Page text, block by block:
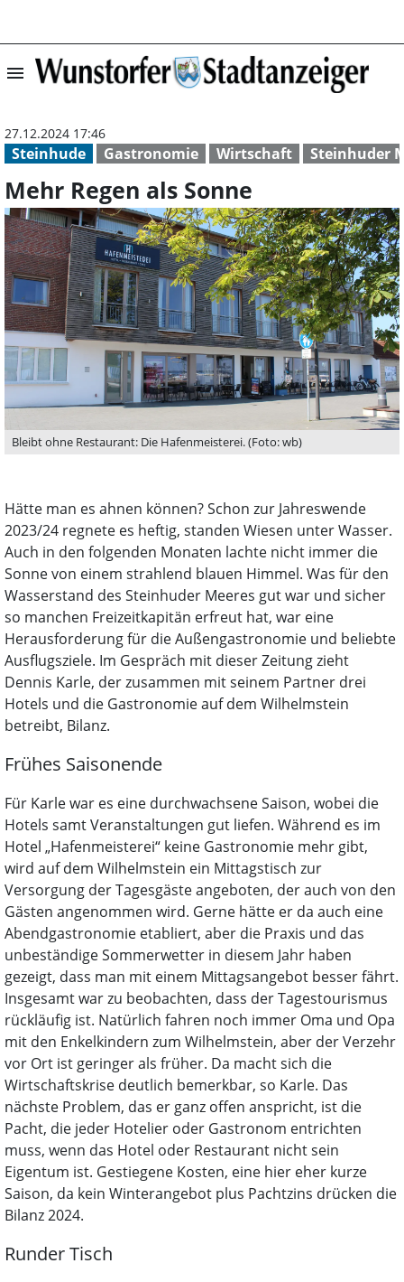
menu Mehr Regen
Steinhude Gastronomie Wirtschaft Steinhuder
27.12.2024 17:46
Mehr Regen als Sonne
Bleibt ohne Restaurant: Die Hafenmeisterei. (Foto: wb)
Hätte man es ahnen können? Schon zur Jahreswende
2023/24 regnete es heftig, standen Wiesen unter Wasser.
Auch in den folgenden Monaten lachte nicht immer die
Sonne von einem strahlend blauen Himmel. Was für den
Wasserstand des Steinhuder Meeres gut war und sicher
so manchen Freizeitkapitän erfreut hat, war eine
Herausforderung für die Außengastronomie und beliebte
Ausflugsziele. Im Gespräch mit dieser Zeitung zieht
Dennis Karle, der zusammen mit seinem Partner drei
Hotels und die Gastronomie auf dem Wilhelmstein
betreibt, Bilanz.
Frühes Saisonende
Für Karle war es eine durchwachsene Saison, wobei die
Hotels samt Veranstaltungen gut liefen. Während es im
Hotel „Hafenmeisterei“ keine Gastronomie mehr gibt,
wird auf dem Wilhelmstein ein Mittagstisch zur
Versorgung der Tagesgäste angeboten, der auch von den
Gästen angenommen wird. Gerne hätte er da auch eine
Abendgastronomie etabliert, aber die Praxis und das
unbeständige Sommerwetter in diesem Jahr haben
gezeigt, dass man mit einem Mittagsangebot besser fährt.
Insgesamt war zu beobachten, dass der Tagestourismus
rückläufig ist. Natürlich fahren noch immer Oma und Opa
mit den Enkelkindern zum Wilhelmstein, aber der Verzehr
vor Ort ist geringer als früher. Da macht sich die
Wirtschaftskrise deutlich bemerkbar, so Karle. Das
nächste Problem, das er ganz offen anspricht, ist die
Pacht, die jeder Hotelier oder Gastronom entrichten
muss, wenn das Hotel oder Restaurant nicht sein
Eigentum ist. Gestiegene Kosten, eine hier eher kurze
Saison, da kein Winterangebot plus Pachtzins drücken die
Bilanz 2024.
Runder Tisch